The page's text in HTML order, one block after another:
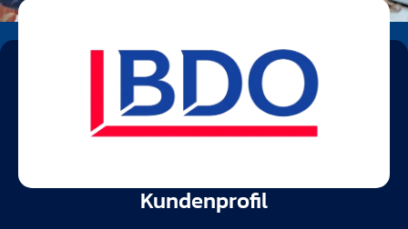
Home
Cases
Wie BDO Digital dank Skondras wächst
Kundenprofil